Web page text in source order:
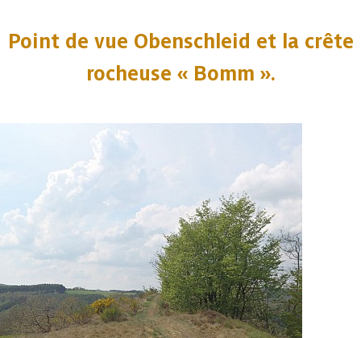
Point de vue Obenschleid et la crête
rocheuse « Bomm ».